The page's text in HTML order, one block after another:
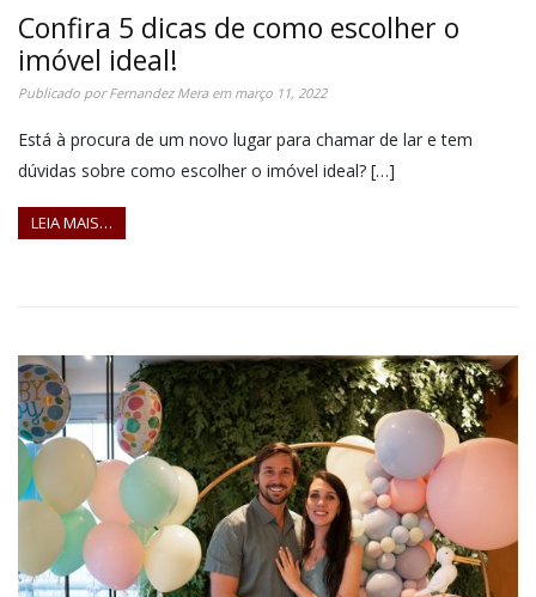
Confira 5 dicas de como escolher o
imóvel ideal!
Publicado porFernandez Meraem março 11, 2022
Está à procura de um novo lugar para chamar de lar e tem
dúvidas sobre como escolher o imóvel ideal? […]
LEIA MAIS…